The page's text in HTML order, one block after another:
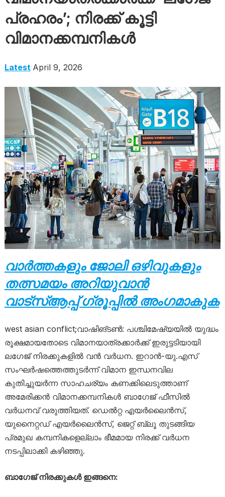
പ്രഹരം’; നിരക്ക് കൂട്ടി
വിമാനക്കമ്പനികൾ
Latest April 9, 2026
വാർത്തകളും ജോലി ഒഴിവുകളും
തത്സമയം അറിയുവാൻ
വാട്സ്ആപ്പ് ഗ്രൂപ്പിൽ അംഗമാകുക
west asian conflict;വാഷിങ്ടൺ: പശ്ചിമേഷ്യയിൽ യുദ്ധം
രൂക്ഷമായതോടെ വിമാനയാത്രക്കാർക്ക് ഇരുട്ടടിയായി
ലഗേജ് നിരക്കുകളിൽ വൻ വർധന. ഇറാൻ-യു.എസ്
സംഘർഷത്തെത്തുടർന്ന് വിമാന ഇന്ധനവില
കുതിച്ചുയർന്ന സാഹചര്യം കണക്കിലെടുത്താണ്
അമേരിക്കൻ വിമാനക്കമ്പനികൾ ബാഗേജ് ഫീസിൽ
വർധനവ് വരുത്തിയത്. ഡെൽറ്റ എയർലൈൻസ്,
യുനൈറ്റഡ് എയർലൈൻസ്, ജെറ്റ് ബ്ലൂ തുടങ്ങിയ
പ്രമുഖ കമ്പനികളെല്ലാം ഭീമമായ നിരക്ക് വർധന
നടപ്പിലാക്കി കഴിഞ്ഞു.
ബാഗേജ് നിരക്കുകൾ ഇങ്ങനെ: